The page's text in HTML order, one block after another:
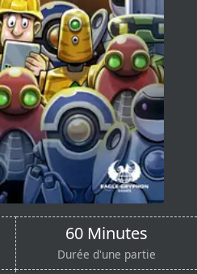
60 Minutes
Durée d'une partie